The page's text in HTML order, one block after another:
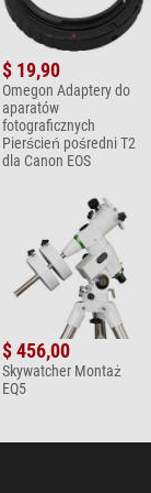
$ 19,90
Omegon Adaptery do
aparatów
fotograficznych
Pierścień pośredni T2
dla Canon EOS
$ 456,00
Skywatcher Montaż
EQ5